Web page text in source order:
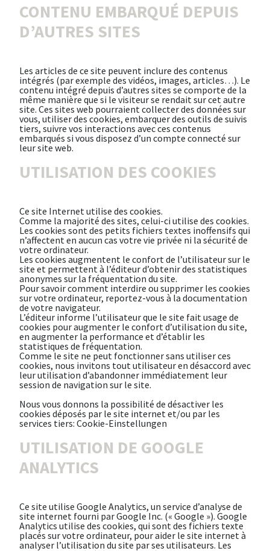
CONTENU EMBARQUÉ DEPUIS
D’AUTRES SITES
Les articles de ce site peuvent inclure des contenus
intégrés (par exemple des vidéos, images, articles…). Le
contenu intégré depuis d’autres sites se comporte de la
même manière que si le visiteur se rendait sur cet autre
site. Ces sites web pourraient collecter des données sur
vous, utiliser des cookies, embarquer des outils de suivis
tiers, suivre vos interactions avec ces contenus
embarqués si vous disposez d’un compte connecté sur
leur site web.
UTILISATION DES COOKIES
Ce site Internet utilise des cookies.
Comme la majorité des sites, celui-ci utilise des cookies.
Les cookies sont des petits fichiers textes inoffensifs qui
n’affectent en aucun cas votre vie privée ni la sécurité de
votre ordinateur.
Les cookies augmentent le confort de l’utilisateur sur le
site et permettent à l’éditeur d’obtenir des statistiques
anonymes sur la fréquentation du site.
Pour savoir comment interdire ou supprimer les cookies
sur votre ordinateur, reportez-vous à la documentation
de votre navigateur.
L’éditeur informe l’utilisateur que le site fait usage de
cookies pour augmenter le confort d’utilisation du site,
en augmenter la performance et d’établir les
statistiques de fréquentation.
Comme le site ne peut fonctionner sans utiliser ces
cookies, nous invitons tout utilisateur en désaccord avec
leur utilisation d’abandonner immédiatement leur
session de navigation sur le site.
Nous vous donnons la possibilité de désactiver les
cookies déposés par le site internet et/ou par les
services tiers: Cookie-Einstellungen
UTILISATION DE GOOGLE
ANALYTICS
Ce site utilise Google Analytics, un service d’analyse de
site internet fourni par Google Inc. (« Google »). Google
Analytics utilise des cookies, qui sont des fichiers texte
placés sur votre ordinateur, pour aider le site internet à
analyser l’utilisation du site par ses utilisateurs. Les